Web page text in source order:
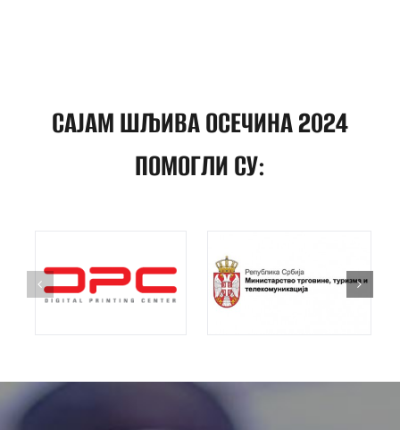
САЈАМ ШЉИВА ОСЕЧИНА 2024
ПОМОГЛИ СУ: